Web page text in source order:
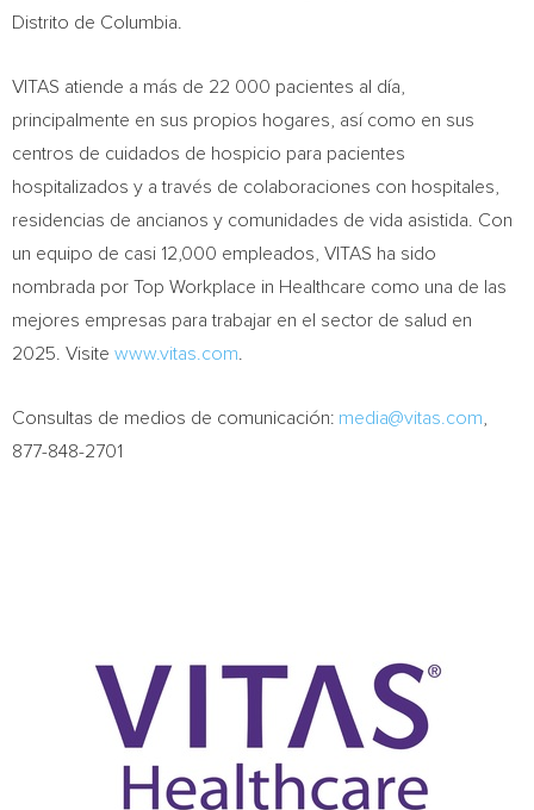
Distrito de Columbia.
VITAS atiende a más de 22 000 pacientes al día,
principalmente en sus propios hogares, así como en sus
centros de cuidados de hospicio para pacientes
hospitalizados y a través de colaboraciones con hospitales,
residencias de ancianos y comunidades de vida asistida. Con
un equipo de casi 12,000 empleados, VITAS ha sido
nombrada por Top Workplace in Healthcare como una de las
mejores empresas para trabajar en el sector de salud en
2025. Visite www.vitas.com
Consultas de medios de comunicación: media@vitas.com
877-848-2701